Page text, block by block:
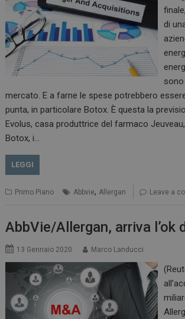
di
mercato. E a farne le spese potrebbero
punta, in particolare Botox. È questa la
Evolus, casa produttrice del farmaco
Botox, i…
LEGGI
Primo Piano Abbvie, Allergan Leave a
AbbVie/Allergan, arriva l’ok
13 Gennaio 2020 Marco Landucci